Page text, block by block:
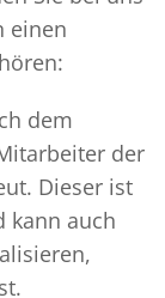
einen
dem
der
Dieser ist
kann auch